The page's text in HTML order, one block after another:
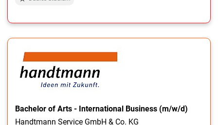
Bachelor of Arts - International Business (m/w/d)
Handtmann Service GmbH & Co. KG